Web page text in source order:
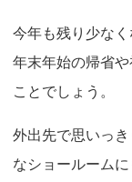
今年も残り少なく
年末年始の帰省
ことでしょう。
外出先で思いっ
なショールームに